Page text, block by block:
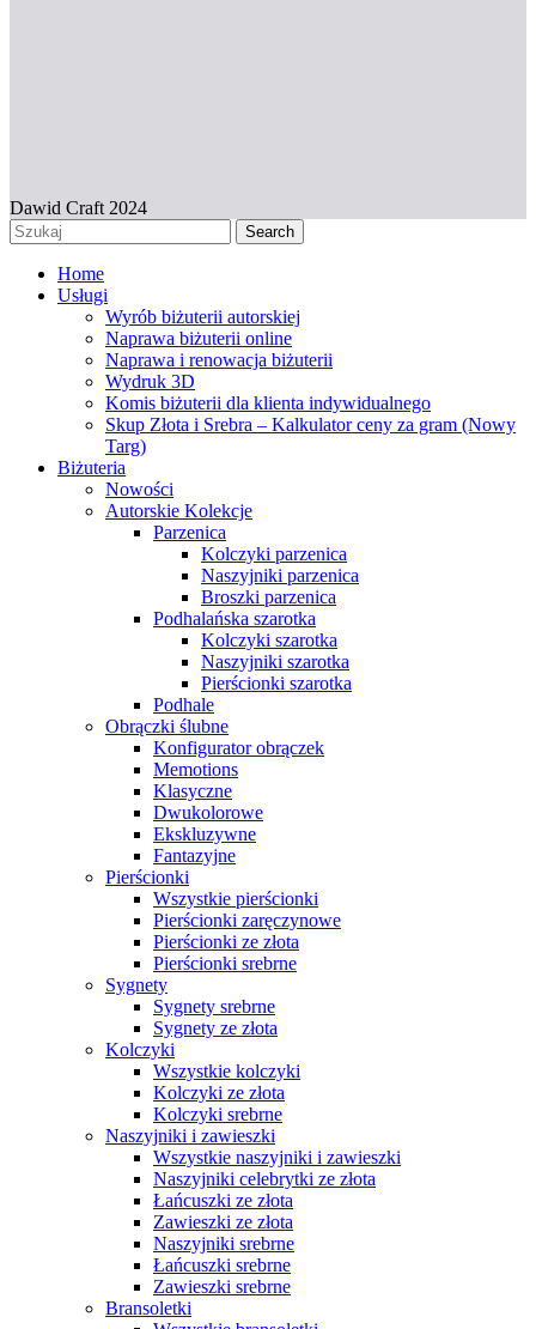
Dawid Craft 2024
Search
Home
Usługi
Wyrób biżuterii autorskiej
Naprawa biżuterii online
Naprawa i renowacja biżuterii
Wydruk 3D
Komis biżuterii dla klienta indywidualnego
Skup Złota i Srebra – Kalkulator ceny za gram (Nowy
Targ)
Biżuteria
Nowości
Autorskie Kolekcje
Parzenica
Kolczyki parzenica
Naszyjniki parzenica
Broszki parzenica
Podhalańska szarotka
Kolczyki szarotka
Naszyjniki szarotka
Pierścionki szarotka
Podhale
Obrączki ślubne
Konfigurator obrączek
Memotions
Klasyczne
Dwukolorowe
Ekskluzywne
Fantazyjne
Pierścionki
Wszystkie pierścionki
Pierścionki zaręczynowe
Pierścionki ze złota
Pierścionki srebrne
Sygnety
Sygnety srebrne
Sygnety ze złota
Kolczyki
Wszystkie kolczyki
Kolczyki ze złota
Kolczyki srebrne
Naszyjniki i zawieszki
Wszystkie naszyjniki i zawieszki
Naszyjniki celebrytki ze złota
Łańcuszki ze złota
Zawieszki ze złota
Naszyjniki srebrne
Łańcuszki srebrne
Zawieszki srebrne
Bransoletki